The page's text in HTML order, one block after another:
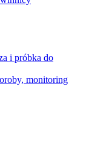
i próbka do
monitoring